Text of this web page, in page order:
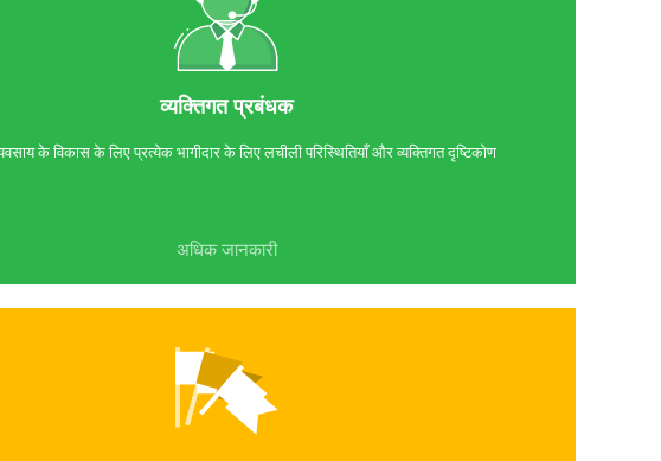
व्यक्तिगत प्रबंधक
के विकास के लिए प्रत्येक भागीदार के लिए लचीली परिस्थितियाँ और व्यक्तिगत दृष्टिकोण
अधिक जानकारी